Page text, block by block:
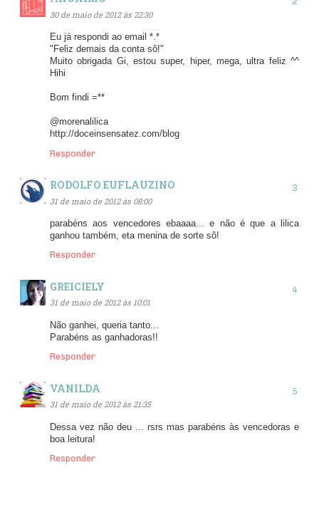
30 de maio de 2012 às 22:30
Eu já respondi ao email *.*
"Feliz demais da conta sô!"
Muito obrigada Gi, estou super, hiper, mega, ultra feliz ^^
Hihi
Bom findi =**
@morenalilica
http://doceinsensatez.com/blog
Responder
RODOLFO EUFLAUZINO
31 de maio de 2012 às 08:00
parabéns aos vencedores ebaaaa... e não é que a lilica
ganhou também, eta menina de sorte sô!
Responder
GREICIELY
31 de maio de 2012 às 10:01
Não ganhei, queria tanto...
Parabéns as ganhadoras!!
Responder
VANILDA
31 de maio de 2012 às 21:35
Dessa vez não deu ... rsrs mas parabéns às vencedoras e
boa leitura!
Responder